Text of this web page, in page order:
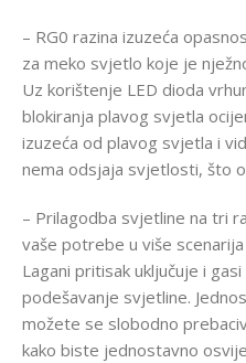
– RG0 razina izuzeća
za meko svjetlo koje je
Uz korištenje LED dioda
blokiranja plavog svjetla
izuzeća od plavog svjetla i
nema odsjaja svjetlosti, što
– Prilagodba svjetline na tri
vaše potrebe u više scenarija
Lagani pritisak uključuje i
podešavanje svjetline.
možete se slobodno
kako biste jednostavno